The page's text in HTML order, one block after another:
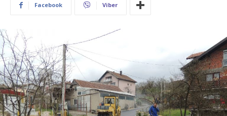
Facebook Viber